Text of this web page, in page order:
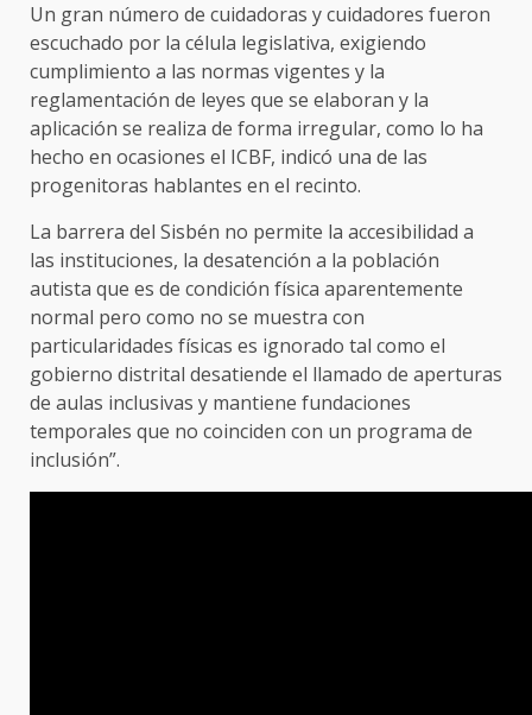
Un gran número de cuidadoras y cuidadores fueron
escuchado por la célula legislativa, exigiendo
cumplimiento a las normas vigentes y la
reglamentación de leyes que se elaboran y la
aplicación se realiza de forma irregular, como lo ha
hecho en ocasiones el ICBF, indicó una de las
progenitoras hablantes en el recinto.
La barrera del Sisbén no permite la accesibilidad a
las instituciones, la desatención a la población
autista que es de condición física aparentemente
normal pero como no se muestra con
particularidades físicas es ignorado tal como el
gobierno distrital desatiende el llamado de aperturas
de aulas inclusivas y mantiene fundaciones
temporales que no coinciden con un programa de
inclusión”.